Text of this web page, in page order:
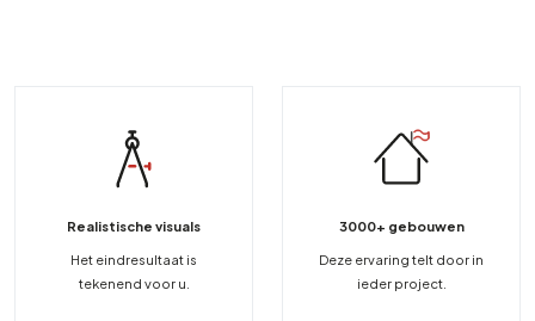
Realistische visuals
Het eindresultaat is
tekenend voor u.
3000+ gebouwen
Deze ervaring telt door in
ieder project.